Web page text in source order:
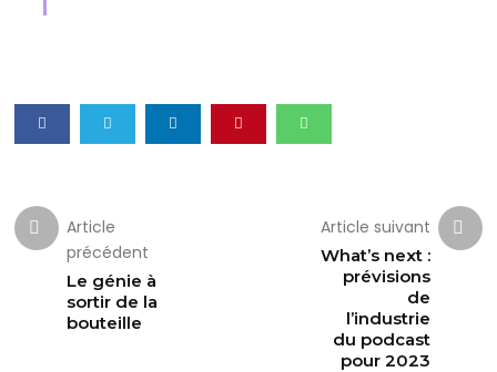
Article
précédent
Le génie à
sortir de la
bouteille
Article suivant
What’s next :
prévisions
de
l’industrie
du podcast
pour 2023